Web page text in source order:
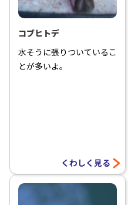
コブヒトデ
水そうに張りついているこ
とが多いよ。
くわしく見る